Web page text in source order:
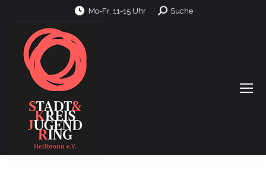
Mo-Fr, 11-15 Uhr Search:
Suche